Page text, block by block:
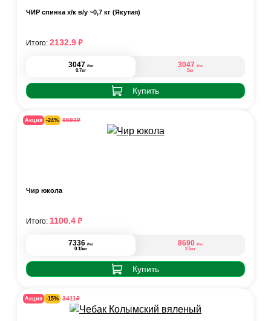
ЧИР спинка х/к в/у ~0,7 кг (Якутия)
3047 ₽/кг
0.7кг
3047 ₽/кг
5кг
Купить
Итого: 2132.9₽
Акция -24% 9593₽
Чир юкола
7336 ₽/кг
0.15кг
8690 ₽/кг
2.5кг
Купить
Итого: 1100.4₽
Акция -15% 3411₽